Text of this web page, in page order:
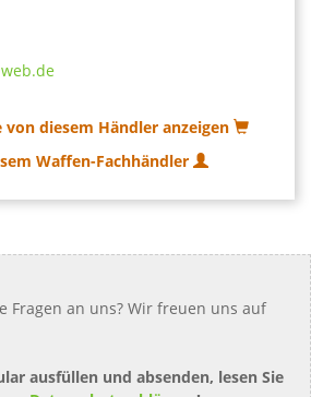
diesem Händler anzeigen
Waffen-Fachhändler
Fragen an uns? Wir freuen uns auf
ausfüllen und absenden, lesen Sie